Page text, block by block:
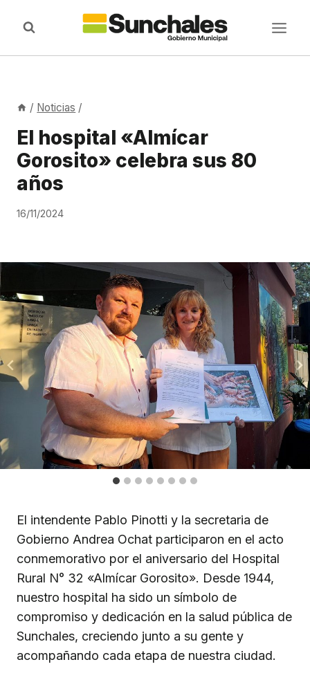
/ Noticias /
El hospital «Almícar
Gorosito» celebra sus 80
años
16/11/2024
El intendente Pablo Pinotti y la secretaria de
Gobierno Andrea Ochat participaron en el acto
conmemorativo por el aniversario del Hospital
Rural N° 32 «Almícar Gorosito». Desde 1944,
nuestro hospital ha sido un símbolo de
compromiso y dedicación en la salud pública de
Sunchales, creciendo junto a su gente y
acompañando cada etapa de nuestra ciudad.